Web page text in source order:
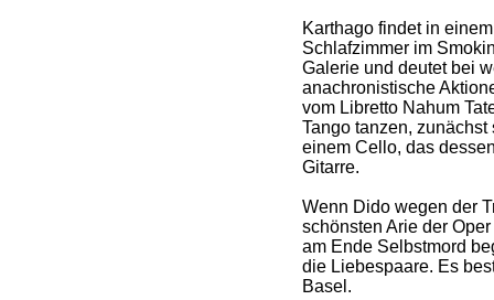
Karthago findet in
Schlafzimmer im
Galerie und deutet bei
anachronistische
vom Libretto Nahum
Tango tanzen,
einem Cello, das
Gitarre.
Wenn Dido wegen der
schönsten Arie der
am Ende Selbstmord
die Liebespaare. Es
Basel.